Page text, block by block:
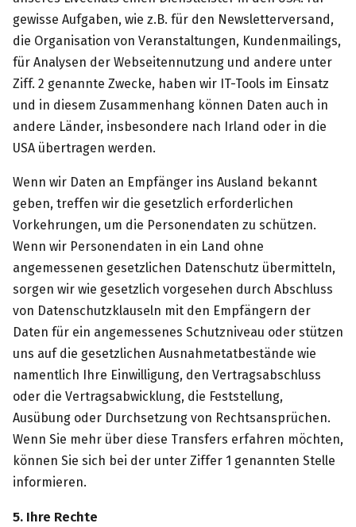
gewisse Aufgaben, wie z.B. für den Newsletterversand,
die Organisation von Veranstaltungen, Kundenmailings,
für Analysen der Webseitennutzung und andere unter
Ziff. 2 genannte Zwecke, haben wir IT-Tools im Einsatz
und in diesem Zusammenhang können Daten auch in
andere Länder, insbesondere nach Irland oder in die
USA übertragen werden.
Wenn wir Daten an Empfänger ins Ausland bekannt
geben, treffen wir die gesetzlich erforderlichen
Vorkehrungen, um die Personendaten zu schützen.
Wenn wir Personendaten in ein Land ohne
angemessenen gesetzlichen Datenschutz übermitteln,
sorgen wir wie gesetzlich vorgesehen durch Abschluss
von Datenschutzklauseln mit den Empfängern der
Daten für ein angemessenes Schutzniveau oder stützen
uns auf die gesetzlichen Ausnahmetatbestände wie
namentlich Ihre Einwilligung, den Vertragsabschluss
oder die Vertragsabwicklung, die Feststellung,
Ausübung oder Durchsetzung von Rechtsansprüchen.
Wenn Sie mehr über diese Transfers erfahren möchten,
können Sie sich bei der unter Ziffer 1 genannten Stelle
informieren.
5. Ihre Rechte